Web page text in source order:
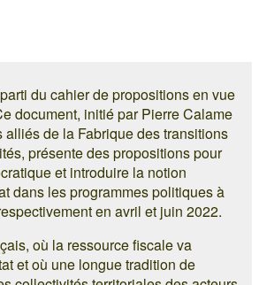
du cahier de propositions en vue
document, initié par Pierre Calame
de la Fabrique des transitions
présente des propositions pour
et introduire la notion
dans les programmes politiques à
en avril et juin 2022.
où la ressource fiscale va
et où une longue tradition de